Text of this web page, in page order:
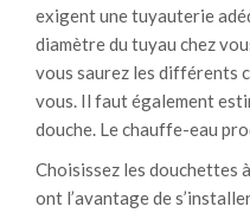
exigent une tuyauterie
diamètre du tuyau chez
vous saurez les différents
vous. Il faut également
douche. Le chauffe-eau
Choisissez les douchettes
ont l’avantage de